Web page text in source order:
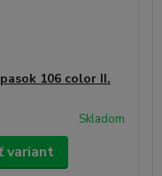
106 color II.
Skladom
variant